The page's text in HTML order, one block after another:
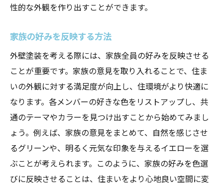
性的な外観を作り出すことができます。
家族の好みを反映する方法
外壁塗装を考える際には、家族全員の好みを反映させる
ことが重要です。家族の意見を取り入れることで、住ま
いの外観に対する満足度が向上し、住環境がより快適に
なります。各メンバーの好きな色をリストアップし、共
通のテーマやカラーを見つけ出すことから始めてみまし
ょう。例えば、家族の意見をまとめて、自然を感じさせ
るグリーンや、明るく元気な印象を与えるイエローを選
ぶことが考えられます。このように、家族の好みを色選
びに反映させることは、住まいをより心地良い空間に変